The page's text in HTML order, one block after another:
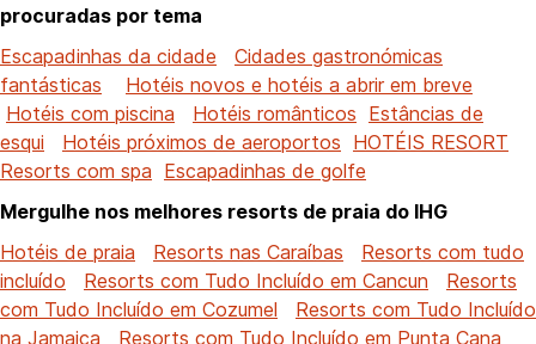
procuradas por tema
Escapadinhas da cidade
Cidades gastronómicas
fantásticas
Hotéis novos e hotéis a abrir em breve
Hotéis com piscina
Hotéis românticos Estâncias de
esqui
Hotéis próximos de aeroportos HOTÉIS RESORT
Resorts com spa Escapadinhas de golfe
Mergulhe nos melhores resorts de praia do IHG
Hotéis de praia
Resorts nas Caraíbas
Resorts com tudo
incluído
Resorts com Tudo Incluído em Cancun
Resorts
com Tudo Incluído em Cozumel
Resorts com Tudo Incluído
na Jamaica
Resorts com Tudo Incluído em Punta Cana